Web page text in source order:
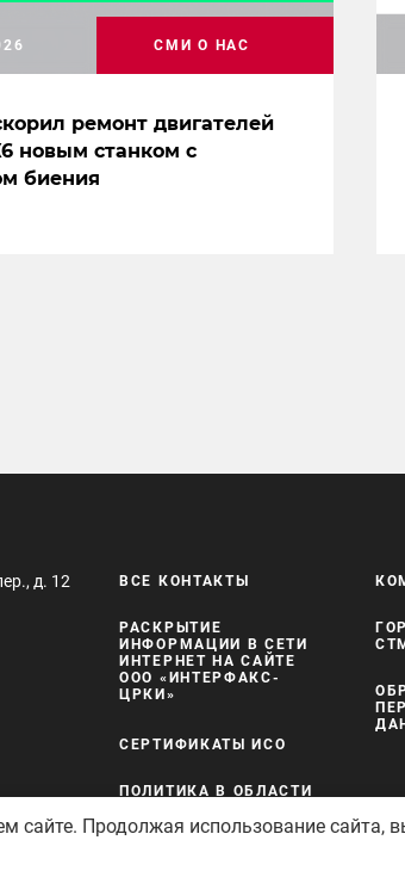
ремонт двигателей
новым станком с
биения
СМИ О НАС
д. 12
ВСЕ КОНТАКТЫ
РАСКРЫТИЕ
ИНФОРМАЦИИ В СЕТИ
ИНТЕРНЕТ НА САЙТЕ
ООО «ИНТЕРФАКС-
ЦРКИ»
СЕРТИФИКАТЫ ИСО
ПОЛИТИКА В ОБЛАСТИ
БЕЗОПАСНОСТИ
СТМ
Продолжая использование сайта,